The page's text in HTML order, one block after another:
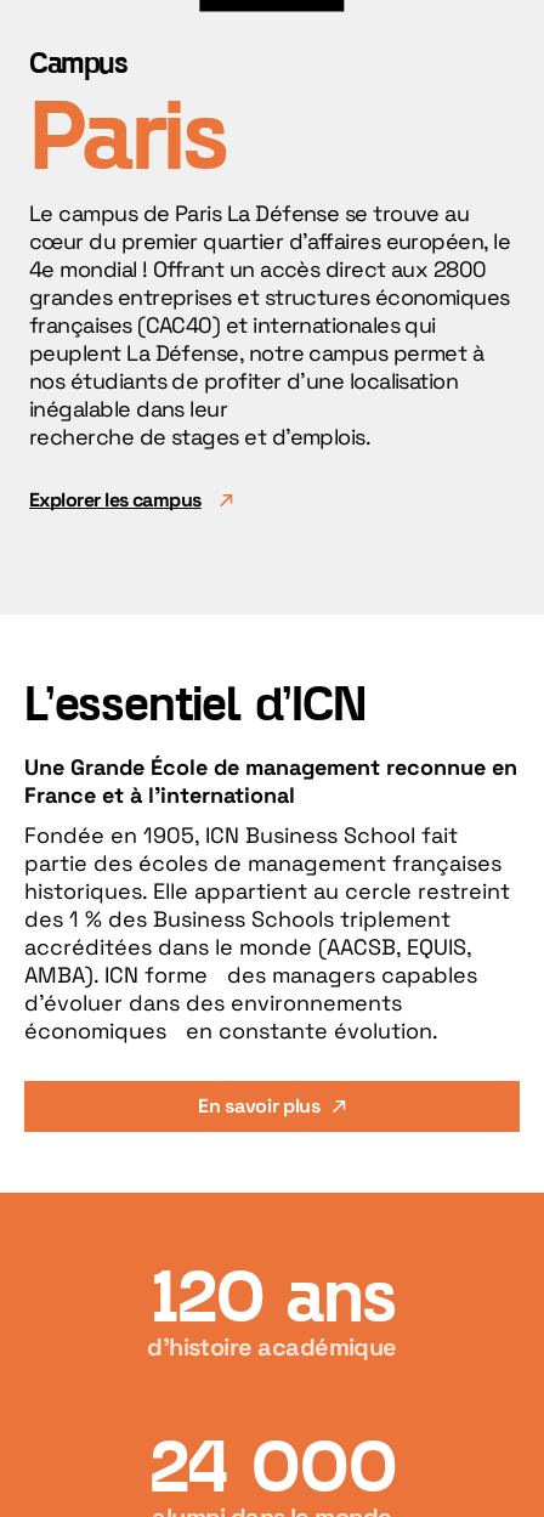
Campus
Paris
Le campus de Paris La Défense se trouve au
cœur du premier quartier d’affaires européen, le
4e mondial ! Offrant un accès direct aux 2800
grandes entreprises et structures économiques
françaises (CAC40) et internationales qui
peuplent La Défense, notre campus permet à
nos étudiants de profiter d’une localisation
inégalable dans leur
recherche de stages et d’emplois.
Explorer les campus
L’essentiel d’ICN
Une Grande École de management reconnue en
France et à l’international
Fondée en 1905, ICN Business School fait
partie des écoles de management françaises
historiques. Elle appartient au cercle restreint
des 1 % des Business Schools triplement
accréditées dans le monde (AACSB, EQUIS,
AMBA). ICN forme des managers capables
d’évoluer dans des environnements
économiques en constante évolution.
En savoir plus
120 ans
d’histoire académique
24 000